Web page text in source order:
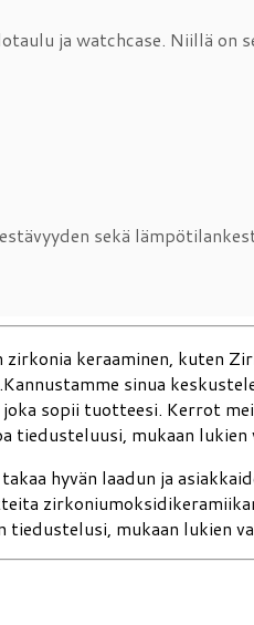
ja watchcase. Niillä on
sekä
keraaminen, kuten
sinua
sopii tuotteesi. Kerrot
tiedusteluusi, mukaan lukien
hyvän laadun ja
mukaan lukien